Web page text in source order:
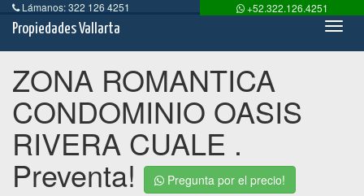
Lámanos: 322 126 4251 +52.322.126.4251
Propiedades Vallarta
ZONA ROMANTICA
CONDOMINIO OASIS
RIVERA CUALE .
Preventa! Pregunta por el precio!